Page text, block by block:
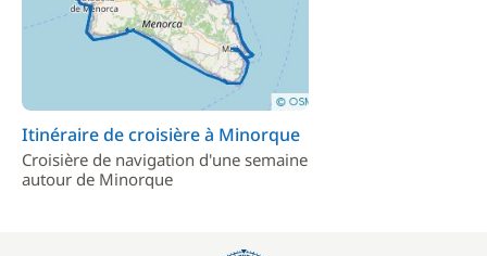
Itinéraire de croisière à Minorque
Croisière de navigation d'une semaine
autour de Minorque